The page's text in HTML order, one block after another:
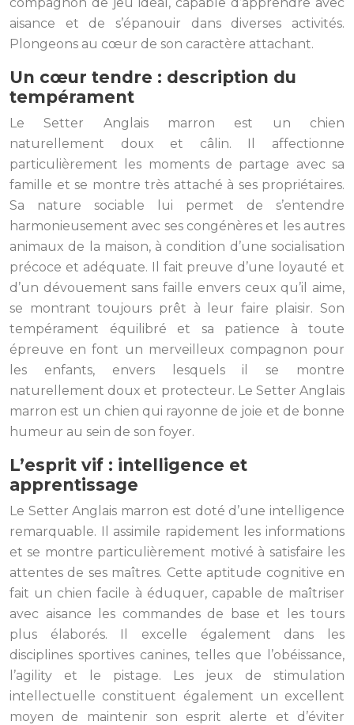
aisance et de s’épanouir dans diverses activités.
Plongeons au cœur de son caractère attachant.
Un cœur tendre : description du
tempérament
Le Setter Anglais marron est un chien
naturellement doux et câlin. Il affectionne
particulièrement les moments de partage avec sa
famille et se montre très attaché à ses propriétaires.
Sa nature sociable lui permet de s’entendre
harmonieusement avec ses congénères et les autres
animaux de la maison, à condition d’une socialisation
précoce et adéquate. Il fait preuve d’une loyauté et
d’un dévouement sans faille envers ceux qu’il aime,
se montrant toujours prêt à leur faire plaisir. Son
tempérament équilibré et sa patience à toute
épreuve en font un merveilleux compagnon pour
les enfants, envers lesquels il se montre
naturellement doux et protecteur. Le Setter Anglais
marron est un chien qui rayonne de joie et de bonne
humeur au sein de son foyer.
L’esprit vif : intelligence et
apprentissage
Le Setter Anglais marron est doté d’une intelligence
remarquable. Il assimile rapidement les informations
et se montre particulièrement motivé à satisfaire les
attentes de ses maîtres. Cette aptitude cognitive en
fait un chien facile à éduquer, capable de maîtriser
avec aisance les commandes de base et les tours
plus élaborés. Il excelle également dans les
disciplines sportives canines, telles que l’obéissance,
l’agility et le pistage. Les jeux de stimulation
intellectuelle constituent également un excellent
moyen de maintenir son esprit alerte et d’éviter